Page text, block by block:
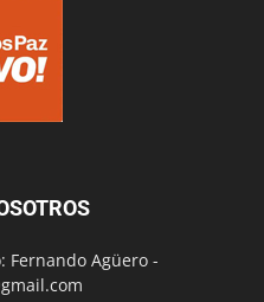
Fernando Agüero -